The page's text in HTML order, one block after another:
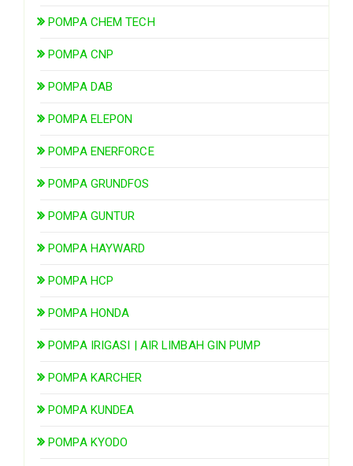
POMPA CHEM TECH
POMPA CNP
POMPA DAB
POMPA ELEPON
POMPA ENERFORCE
POMPA GRUNDFOS
POMPA GUNTUR
POMPA HAYWARD
POMPA HCP
POMPA HONDA
POMPA IRIGASI | AIR LIMBAH GIN PUMP
POMPA KARCHER
POMPA KUNDEA
POMPA KYODO